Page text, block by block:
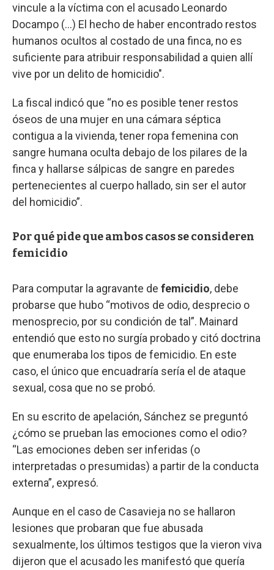
vincule a la víctima con el acusado Leonardo
Docampo (...) El hecho de haber encontrado restos
humanos ocultos al costado de una finca, no es
suficiente para atribuir responsabilidad a quien allí
vive por un delito de homicidio".
La fiscal indicó que “no es posible tener restos
óseos de una mujer en una cámara séptica
contigua a la vivienda, tener ropa femenina con
sangre humana oculta debajo de los pilares de la
finca y hallarse sálpicas de sangre en paredes
pertenecientes al cuerpo hallado, sin ser el autor
del homicidio”.
Por qué pide que ambos casos se consideren
femicidio
Para computar la agravante de femicidio, debe
probarse que hubo “motivos de odio, desprecio o
menosprecio, por su condición de tal”. Mainard
entendió que esto no surgía probado y citó doctrina
que enumeraba los tipos de femicidio. En este
caso, el único que encuadraría sería el de ataque
sexual, cosa que no se probó.
En su escrito de apelación, Sánchez se preguntó
¿cómo se prueban las emociones como el odio?
“Las emociones deben ser inferidas (o
interpretadas o presumidas) a partir de la conducta
externa”, expresó.
Aunque en el caso de Casavieja no se hallaron
lesiones que probaran que fue abusada
sexualmente, los últimos testigos que la vieron viva
dijeron que el acusado les manifestó que quería